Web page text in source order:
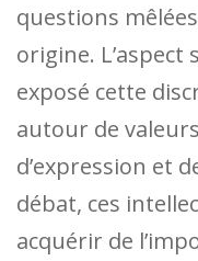
questions
origine.
exposé cette
autour de
d’expression et
débat, ces
acquérir de